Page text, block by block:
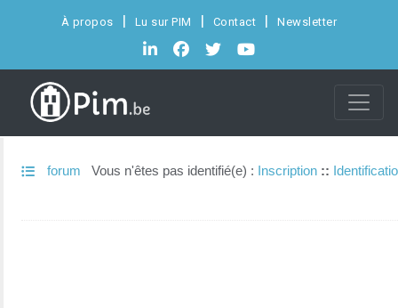
À propos Lu sur PIM Contact Newsletter
forum Vous n'êtes pas identifié(e) : Inscription ::